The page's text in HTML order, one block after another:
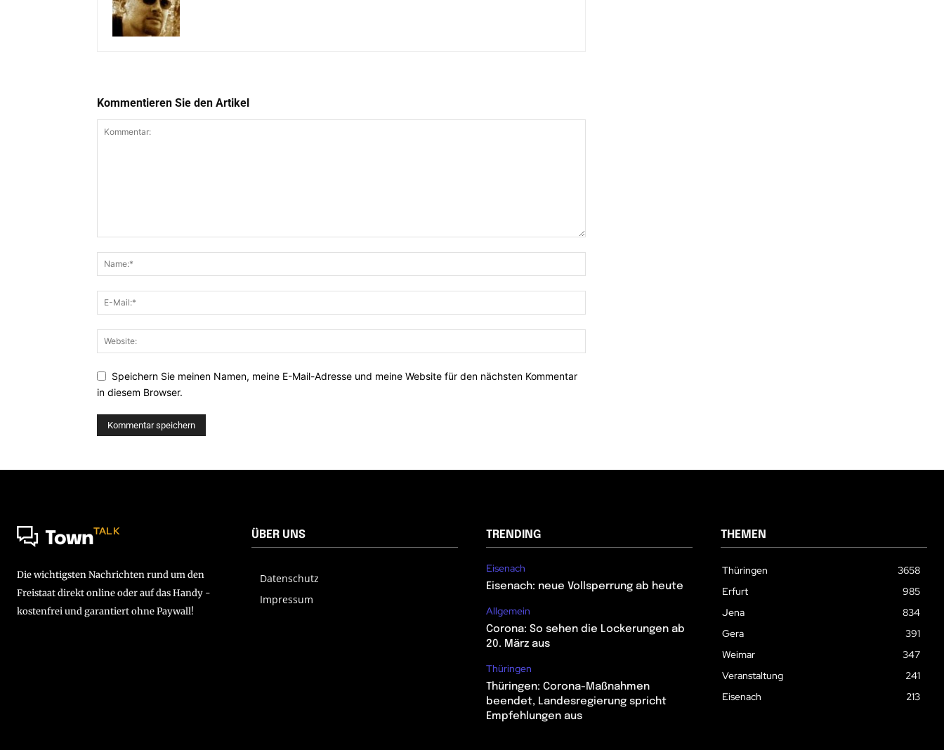
Kommentieren Sie den Artikel
Speichern Sie meinen Namen, meine E-Mail-Adresse und meine Website für den nächsten Kommentar
in diesem Browser.
TownTALK
Die wichtigsten Nachrichten rund um den
Freistaat direkt online oder auf das Handy -
kostenfrei und garantiert ohne Paywall!
ÜBER UNS
Datenschutz
Impressum
TRENDING
Eisenach
Eisenach: neue Vollsperrung ab heute
Allgemein
Corona: So sehen die Lockerungen ab
20. März aus
Thüringen
Thüringen: Corona-Maßnahmen
beendet, Landesregierung spricht
Empfehlungen aus
THEMEN
Thüringen
3658
Erfurt
985
Jena
834
Gera
391
Weimar
347
Veranstaltung
241
Eisenach
213